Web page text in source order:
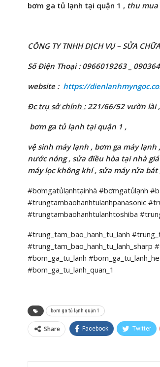
bơm ga tủ lạnh tại quận 1 , thu mua
CÔNG TY TNHH DỊCH VỤ – SỬA
Số Điện Thoại : 0966019263 _
website : https://
Đc trụ sở chính :221/66/52 vườn lài
bơm ga tủ lạnh tại quận 1 ,
vệ sinh máy lạnh , bơm ga máy
nước nóng, sửa điều hòa tại nhà
máy lọc không khí , sửa máy rửa bát
#bơmgatủlạnhtạinhà #bơmgatủlạnh
#trungtambaohanhtulanhpanasonic
#trungtambaohanhtulanhtoshiba
#trung_tam_bao_hanh_tu_lanh
#trung_tam_bao_hanh_tu_lanh_sharp
#bom_ga_tu_lanh
#bom_ga_tu_lanh_quan_1
bơm ga tủ lạnh quận 1
Share Facebook Twitter